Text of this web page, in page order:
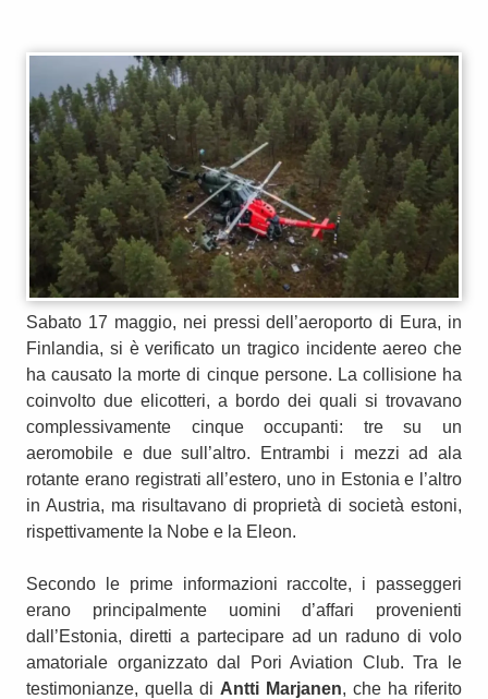
Sabato 17 maggio, nei pressi dell’aeroporto di Eura, in
Finlandia, si è verificato un tragico incidente aereo che
ha causato la morte di cinque persone. La collisione ha
coinvolto due elicotteri, a bordo dei quali si trovavano
complessivamente cinque occupanti: tre su un
aeromobile e due sull’altro. Entrambi i mezzi ad ala
rotante erano registrati all’estero, uno in Estonia e l’altro
in Austria, ma risultavano di proprietà di società estoni,
rispettivamente la Nobe e la Eleon.
Secondo le prime informazioni raccolte, i passeggeri
erano principalmente uomini d’affari provenienti
dall’Estonia, diretti a partecipare ad un raduno di volo
amatoriale organizzato dal Pori Aviation Club. Tra le
testimonianze, quella di Antti Marjanen, che ha riferito